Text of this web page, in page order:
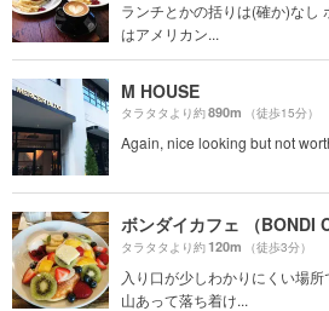
ランチとかの括りは(確か)なし
はアメリカン...
M HOUSE
タラタタより約890m （徒歩15分）
Again, nice looking but not
ボンダイカフェ （BONDI
タラタタより約120m （徒歩3分）
入り口が少しわかりにくい場
山あって落ち着け...